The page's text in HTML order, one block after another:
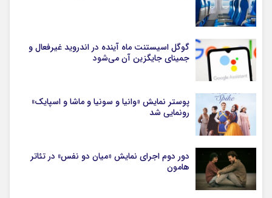
گوگل اسیستنت ماه آینده در اندروید غیرفعال و
جمینای جایگزین آن می‌شود
پوستر نمایش «وانیا و سونیا و ماشا و اسپایک»
رونمایی شد
دور دوم اجرای نمایش «میان دو نفس» در تئاتر
هامون